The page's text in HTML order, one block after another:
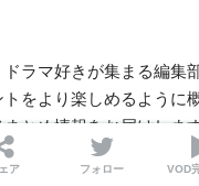
ラマ好きが集まる編集
トをより楽しめるように
とめ情報をお届けしま
ア フォロー VOD